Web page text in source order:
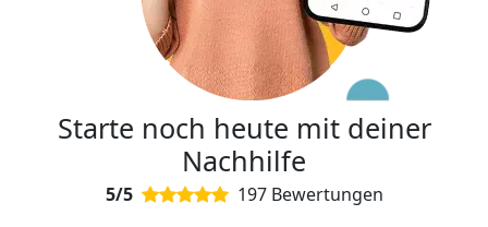
Starte noch heute mit deiner
Nachhilfe
5/5
197 Bewertungen